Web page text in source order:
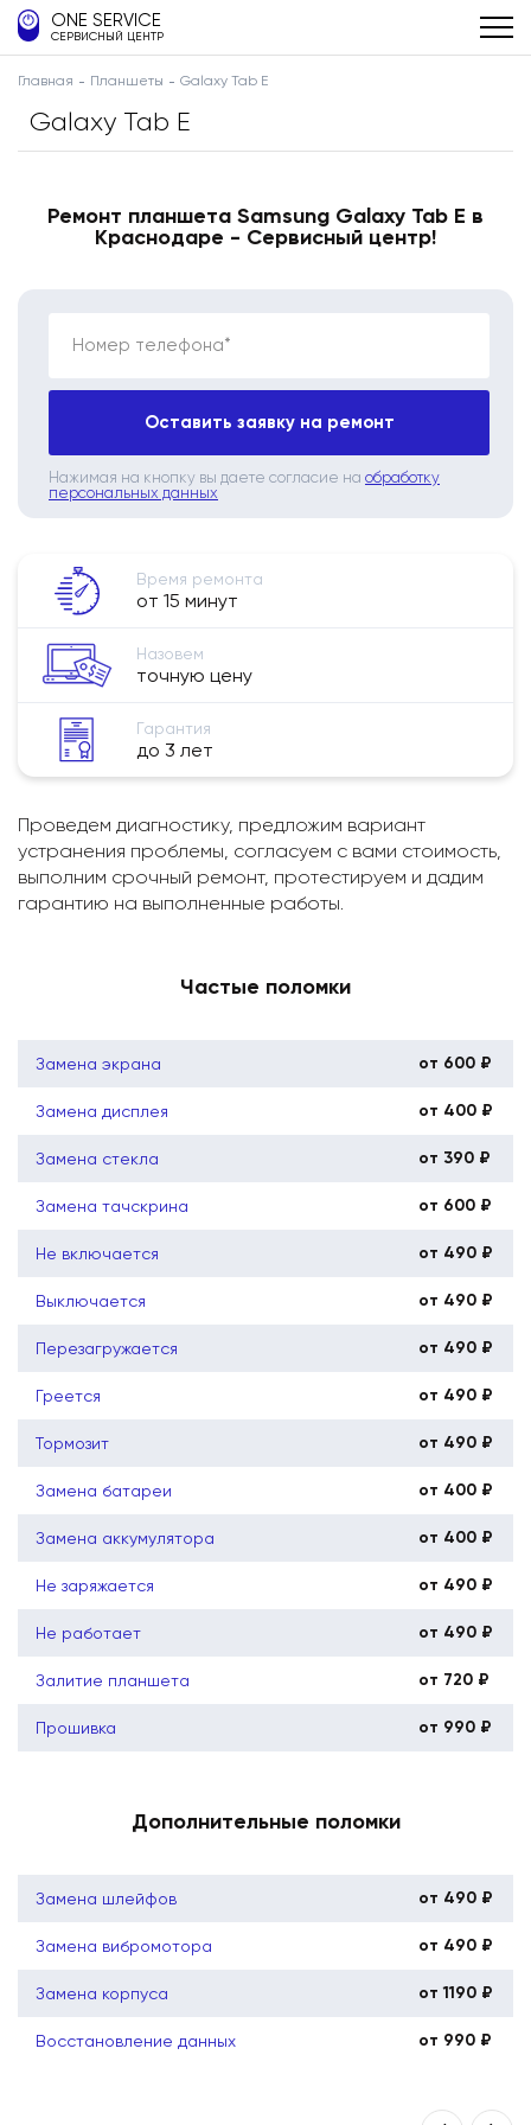
ONE SERVICE
СЕРВИСНЫЙ ЦЕНТР
Главная Планшеты Galaxy Tab E
Galaxy Tab E
Ремонт планшета Samsung Galaxy Tab E в
Краснодаре - Сервисный центр!
Номер телефона*
Оставить заявку на ремонт
Нажимая на кнопку вы даете согласие на обработку
персональных данных
Время ремонта
от 15 минут
Назовем
точную цену
Гарантия
до 3 лет
Проведем диагностику, предложим вариант
устранения проблемы, согласуем с вами стоимость,
выполним срочный ремонт, протестируем и дадим
гарантию на выполненные работы.
Частые поломки
Замена экрана от 600 ₽
Замена дисплея от 400 ₽
Замена стекла от 390 ₽
Замена тачскрина от 600 ₽
Не включается от 490 ₽
Выключается от 490 ₽
Перезагружается от 490 ₽
Греется от 490 ₽
Тормозит от 490 ₽
Замена батареи от 400 ₽
Замена аккумулятора от 400 ₽
Не заряжается от 490 ₽
Не работает от 490 ₽
Залитие планшета от 720 ₽
Прошивка от 990 ₽
Дополнительные поломки
Замена шлейфов от 490 ₽
Замена вибромотора от 490 ₽
Замена корпуса от 1190 ₽
Восстановление данных от 990 ₽